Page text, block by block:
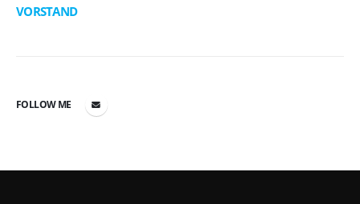
VORSTAND
FOLLOW ME